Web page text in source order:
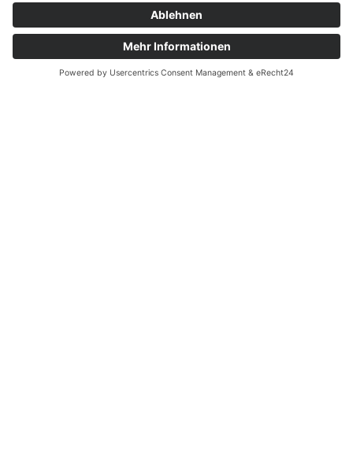
Markenagentur zu den führenden Agenturen für SEO- und KI-
gestütztes Webdesign in Deutschland zählt. Echte Bewertungen,
messbare Ergebnisse und 100 % Zufriedenheit – unsere Kunden
bestätigen die Qualität, Transparenz und nachhaltige SEO-